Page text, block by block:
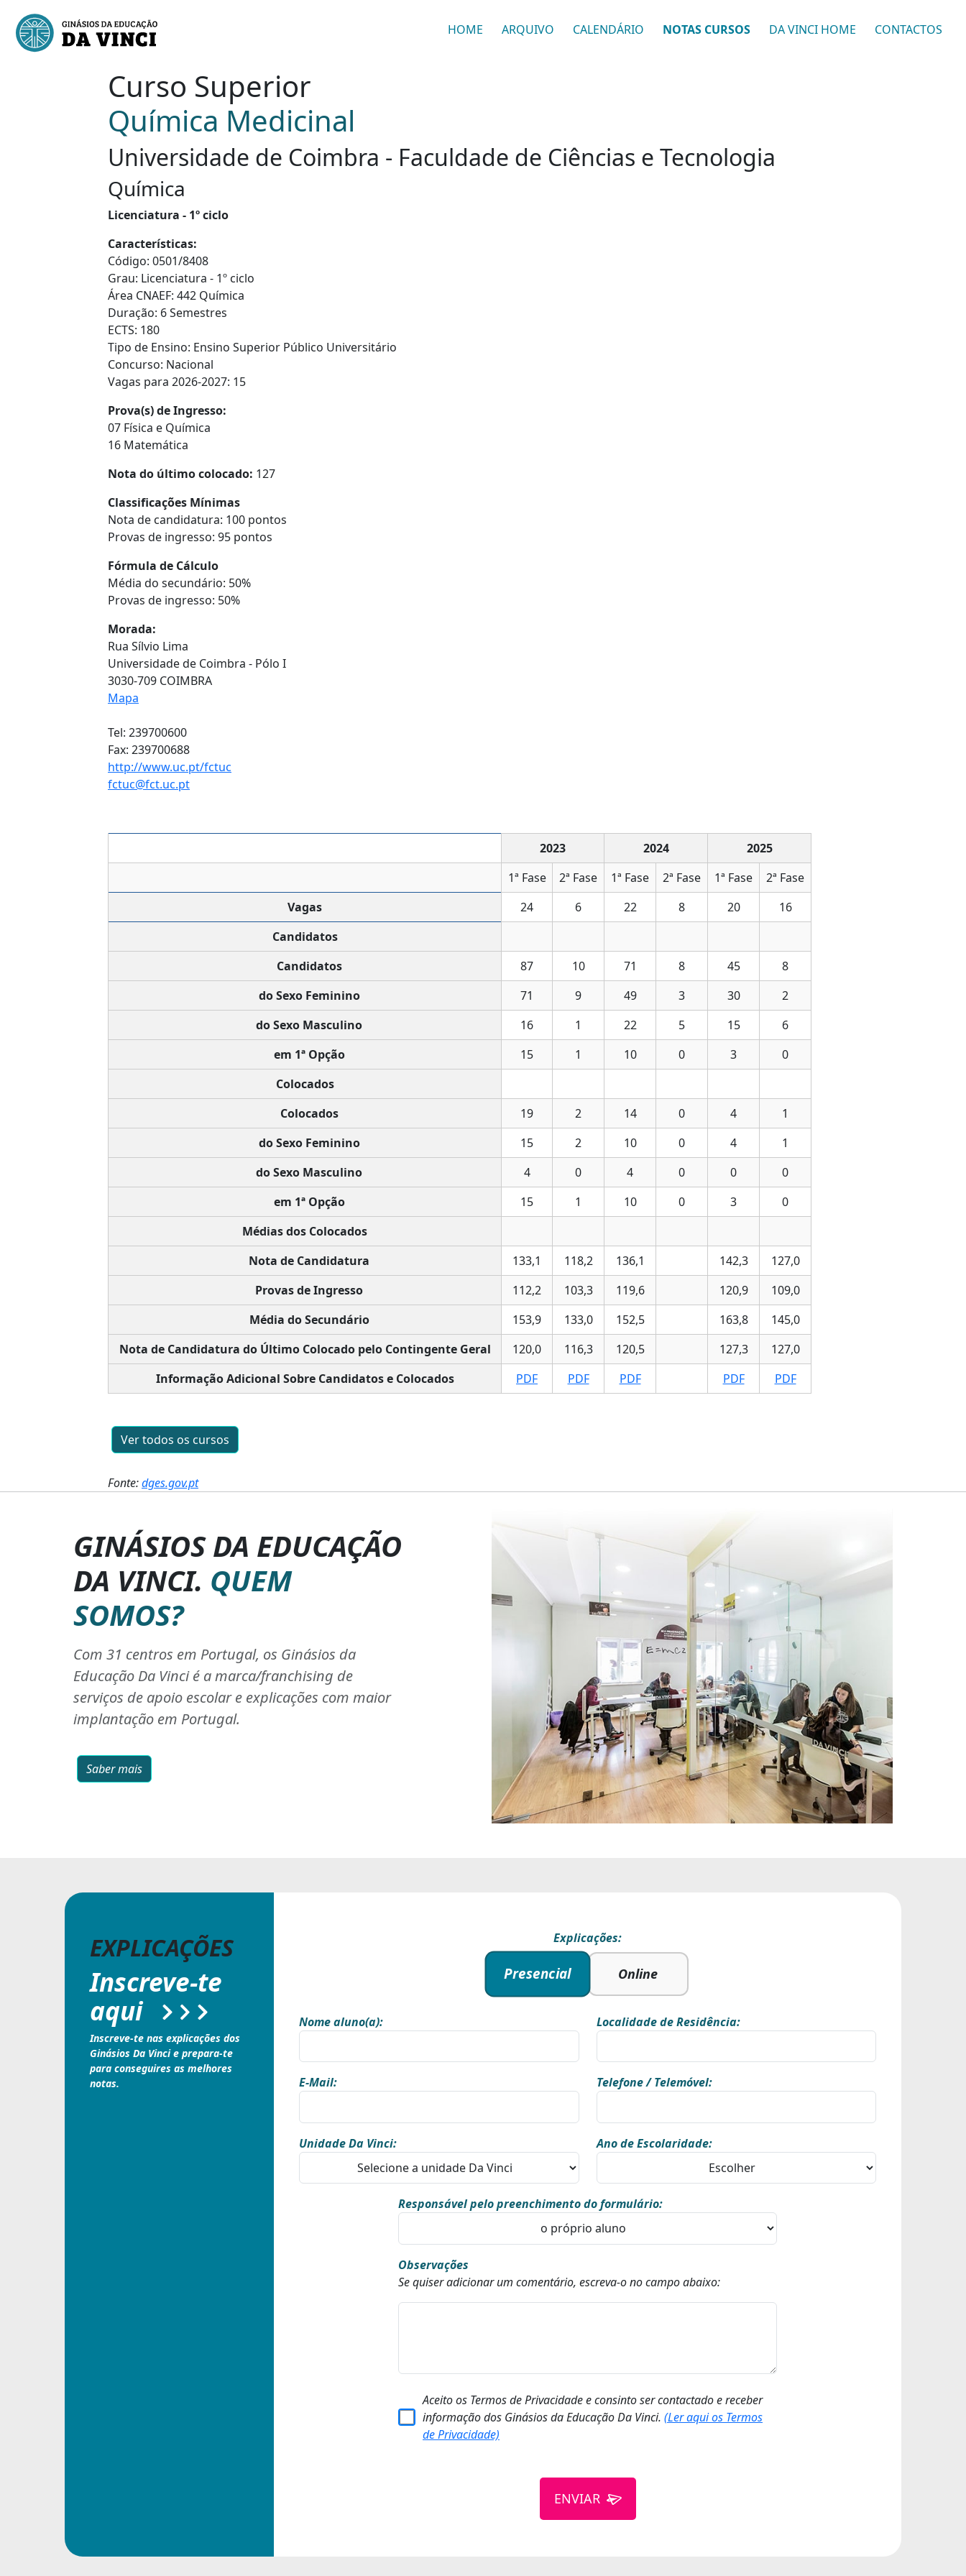
HOME ARQUIVO CALENDÁRIO NOTAS CURSOS DA VINCI HOME CONTACTOS
Curso Superior
Química Medicinal
Universidade de Coimbra - Faculdade de Ciências e Tecnologia
Química
Licenciatura - 1º ciclo
Características:
Código: 0501/8408
Grau: Licenciatura - 1º ciclo
Área CNAEF: 442 Química
Duração: 6 Semestres
ECTS: 180
Tipo de Ensino: Ensino Superior Público Universitário
Concurso: Nacional
Vagas para 2026-2027: 15
Prova(s) de Ingresso:
07 Física e Química
16 Matemática
Nota do último colocado: 127
Classificações Mínimas
Nota de candidatura: 100 pontos
Provas de ingresso: 95 pontos
Fórmula de Cálculo
Média do secundário: 50%
Provas de ingresso: 50%
Morada:
Rua Sílvio Lima
Universidade de Coimbra - Pólo I
3030-709 COIMBRA
Mapa
Tel: 239700600
Fax: 239700688
http://www.uc.pt/fctuc
fctuc@fct.uc.pt
2023 2024
2025
1ª Fase
2ª Fase 1ª Fase 2ª Fase 1ª Fase
2ª Fase
Vagas
24 6 22 8 20
16
Candidatos
Candidatos
87 10 71 8 45
8
do Sexo Feminino
71 9 49 3 30
2
do Sexo Masculino
16 1 22 5 15
6
em 1ª Opção
15 1 10 0 3
0
Colocados
Colocados
19 2 14 0 4
1
do Sexo Feminino
15 2 10 0 4
1
do Sexo Masculino
4 0 4 0 0
0
em 1ª Opção
15 1 10 0 3
0
Médias dos Colocados
Nota de Candidatura
133,1 118,2 136,1 142,3
127,0
Provas de Ingresso
112,2 103,3 119,6 120,9
109,0
Média do Secundário
153,9 133,0 152,5 163,8
145,0
Nota de Candidatura do Último Colocado pelo Contingente Geral
120,0 116,3 120,5 127,3
127,0
Informação Adicional Sobre Candidatos e Colocados
PDF PDF PDF PDF PDF
Ver todos os cursos
Fonte:dges.gov.pt
GINÁSIOS DA EDUCAÇÃO
DA VINCI. QUEM
SOMOS?
Com 31 centros em Portugal, os Ginásios da
Educação Da Vinci é a marca/franchising de
serviços de apoio escolar e explicações com maior
implantação em Portugal.
Saber mais
EXPLICAÇÕES
Inscreve-te
aqui
Inscreve-te nas explicações dos
Ginásios Da Vinci e prepara-te
para conseguires as melhores
notas.
Explicações:
Presencial Online
Nome aluno(a): Localidade de Residência:
E-Mail: Telefone / Telemóvel:
Unidade Da Vinci: Ano de Escolaridade:
Responsável pelo preenchimento do formulário:
Observações
Se quiser adicionar um comentário, escreva-o no campo abaixo:
Aceito os Termos de Privacidade e consinto ser contactado e receber
informação dos Ginásios da Educação Da Vinci. (Ler aqui os Termos
de Privacidade)
ENVIAR